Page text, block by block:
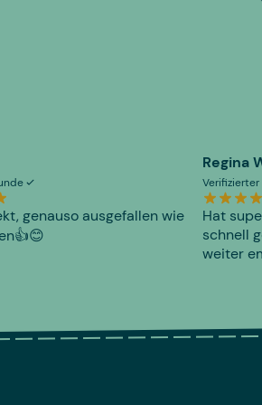
genauso ausgefallen wie
Regina
Hat
schnell
weiter